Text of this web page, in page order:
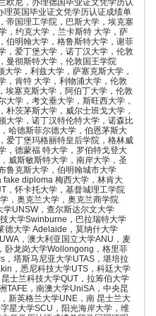
欧尼，办理德国毕业证文凭学历认
理英国毕业证文凭学历认证成绩单
帝国理工学院，巴斯大学，埃克塞
，约克大学，兰卡斯特 大学，萨
伯明翰大学，格鲁斯特大学，谢菲
，爱丁堡大学，诺丁汉大学，伦敦
曼彻斯特大学，伦敦国王学院
学，利兹大学，萨塞克斯大学，
，肯特 大学，利物浦大学，伦敦
埃塞克斯大学，阿伯丁大学，伦敦
大学，考文垂大学，斯旺西大学，
朴茨茅斯大学，威尔士班戈大学，
大学，诺丁汉特伦特大学，诺森比
哈德斯菲尔德大学，伯恩茅斯大
爱丁堡玛格丽特皇后学院，格林威
，德蒙福 特大学，罗伯特戈登大
威斯敏斯特大学，南岸大学，圣
鲁克斯大学，伯明翰城市大学
fake diploma 梅西大学，林肯大
，怀卡托大学，基督城理工学院
，奥克兰大学，奥克兰商学院
UNSW，查尔斯达尔文大学
大学Swinburne，巴拉瑞特大学
德大学 Adelaide，莫纳什大学
，澳大利亚国立大学ANU，麦
卧龙岗大学Wollongong，格里菲
塔斯马尼亚大学UTAS，堪培拉
，悉尼科技大学UTS，科廷大学
士兰科技大学QUT，拉筹伯大学
TAFE，南澳大学UniSA，中央昆
新英格兰大学UNE，南 昆士兰大
星大学SCU，阳光海岸大学，维